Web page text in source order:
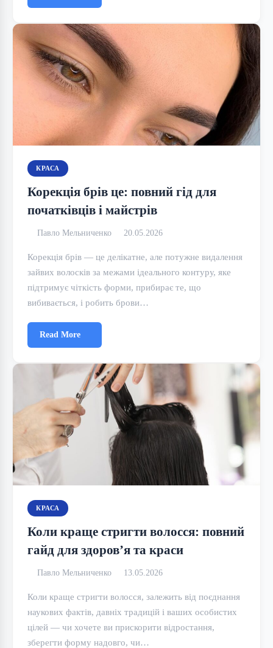
КРАСА
Корекція брів це: повний гід для
початківців і майстрів
Павло Мельниченко 20.05.2026
Корекція брів — це делікатне, але потужне видалення
зайвих волосків за межами ідеального контуру, яке
підтримує чіткість форми, прибирає те, що
вибивається, і робить брови…
Read More
КРАСА
Коли краще стригти волосся: повний
гайд для здоров’я та краси
Павло Мельниченко 13.05.2026
Коли краще стригти волосся, залежить від поєднання
наукових фактів, давніх традицій і ваших особистих
цілей — чи хочете ви прискорити відростання,
зберегти форму надовго, чи…